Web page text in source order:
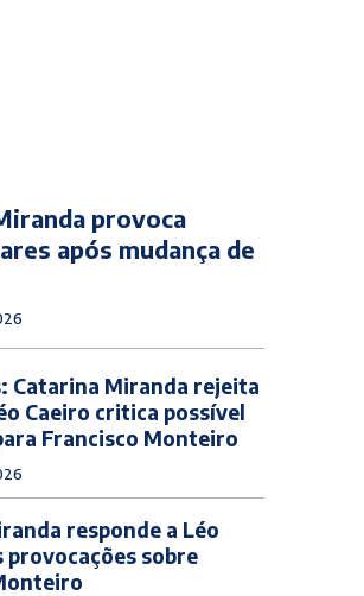
provoca
após mudança de
Catarina Miranda rejeita
Caeiro critica possível
Francisco Monteiro
responde a Léo
provocações sobre